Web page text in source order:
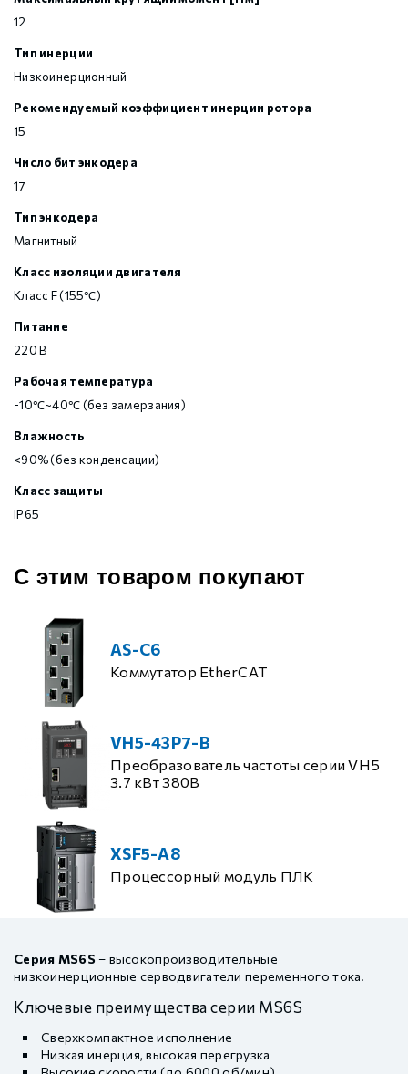
12
Тип инерции
Низкоинерционный
Рекомендуемый коэффициент инерции ротора
15
Число бит энкодера
17
Тип энкодера
Магнитный
Класс изоляции двигателя
Класс F (155℃)
Питание
220 В
Рабочая температура
-10℃~40℃ (без замерзания)
Влажность
<90% (без конденсации)
Класс защиты
IP65
С этим товаром покупают
AS-C6
Коммутатор EtherCAT
VH5-43P7-B
Преобразователь частоты серии VH5
3.7 кВт 380В
XSF5-A8
Процессорный модуль ПЛК
Серия MS6S – высокопроизводительные
низкоинерционные серводвигатели переменного тока.
Ключевые преимущества серии MS6S
Сверхкомпактное исполнение
Низкая инерция, высокая перегрузка